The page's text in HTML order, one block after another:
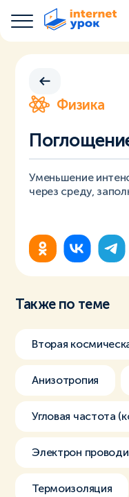
Физика
Уменьшение
через среду,
Также по теме
Вторая
Анизотропия
Угловая частота
Электрон
Термоизоляция